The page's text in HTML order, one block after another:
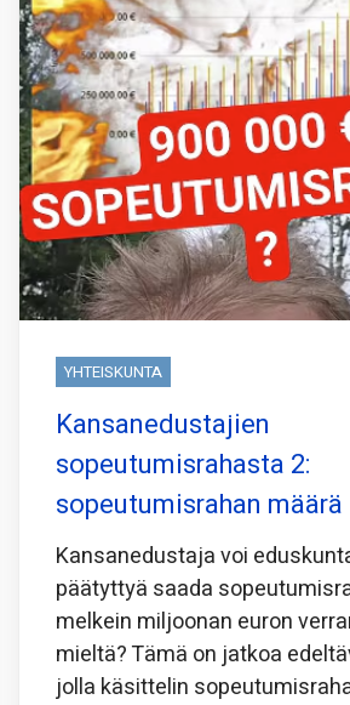
YHTEISKUNTA
Kansanedustajien
sopeutumisrahasta 2:
sopeutumisrahan määrä
Kansanedustaja voi
päätyttyä saada
melkein miljoonan euron
mieltä? Tämä on jatkoa
jolla käsittelin